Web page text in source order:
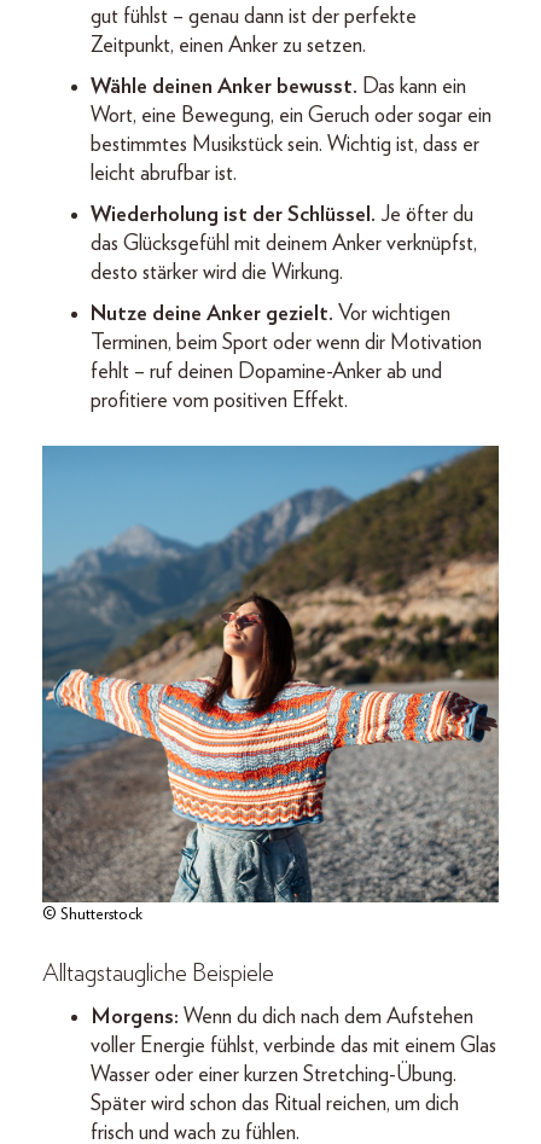
gut fühlst – genau dann ist der perfekte
Zeitpunkt, einen Anker zu setzen.
Wähle deinen Anker bewusst. Das kann ein
Wort, eine Bewegung, ein Geruch oder sogar ein
bestimmtes Musikstück sein. Wichtig ist, dass er
leicht abrufbar ist.
Wiederholung ist der Schlüssel. Je öfter du
das Glücksgefühl mit deinem Anker verknüpfst,
desto stärker wird die Wirkung.
Nutze deine Anker gezielt. Vor wichtigen
Terminen, beim Sport oder wenn dir Motivation
fehlt – ruf deinen Dopamine-Anker ab und
profitiere vom positiven Effekt.
© Shutterstock
Alltagstaugliche Beispiele
Morgens: Wenn du dich nach dem Aufstehen
voller Energie fühlst, verbinde das mit einem Glas
Wasser oder einer kurzen Stretching-Übung.
Später wird schon das Ritual reichen, um dich
frisch und wach zu fühlen.